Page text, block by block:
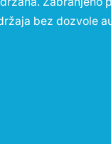
bez dozvole